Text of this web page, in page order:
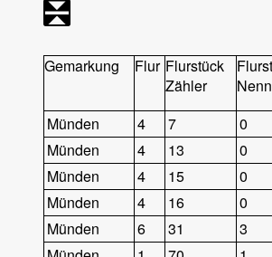
Gemarkung Flur Flurstück
Zähler
Münden 4 7 0
Münden
4 13 0
Münden
4 15 0
Münden
4 16 0
Münden
6 31 3